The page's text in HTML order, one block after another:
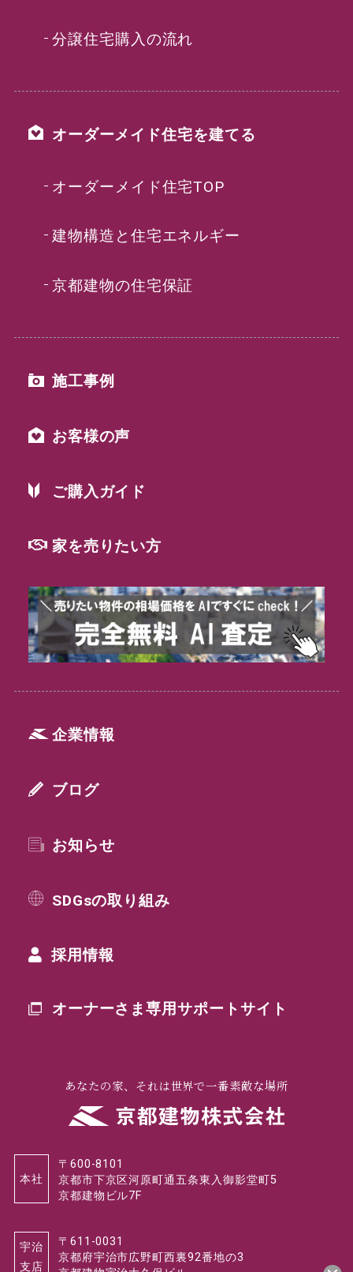
分譲住宅購入の流れ
オーダーメイド住宅を建てる
オーダーメイド住宅TOP
建物構造と住宅エネルギー
京都建物の住宅保証
施工事例
お客様の声
ご購入ガイド
家を売りたい方
企業情報
ブログ
お知らせ
SDGsの取り組み
採用情報
オーナーさま専用サポートサイト
あなたの家、それは世界で一番素敵な場所
本社
〒600-8101
京都市下京区河原町通五条東入御影堂町5
京都建物ビル7F
宇治
支店
〒611-0031
京都府宇治市広野町西裏92番地の3